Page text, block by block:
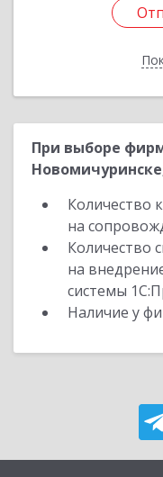
При выборе
Количество
на
Количество
на
системы
Наличие у